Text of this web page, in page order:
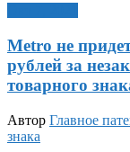
Metro не
рублей за
товарного
Автор Главное
знака